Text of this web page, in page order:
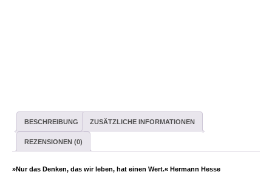
BESCHREIBUNG ZUSÄTZLICHE INFORMATIONEN
REZENSIONEN (0)
»Nur das Denken, das wir leben, hat einen Wert.« Hermann Hesse